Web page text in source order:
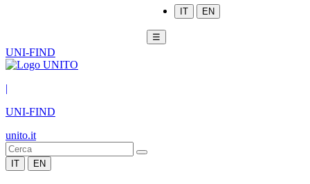
IT EN
☰
UNI-FIND
|
UNI-FIND
unito.it
IT EN